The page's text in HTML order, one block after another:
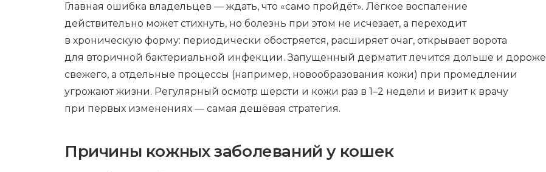
Главная ошибка владельцев — ждать, что «само пройдёт». Лёгкое воспаление
действительно может стихнуть, но болезнь при этом не исчезает, а переходит
в хроническую форму: периодически обостряется, расширяет очаг, открывает ворота
для вторичной бактериальной инфекции. Запущенный дерматит лечится дольше и дороже
свежего, а отдельные процессы (например, новообразования кожи) при промедлении
угрожают жизни. Регулярный осмотр шерсти и кожи раз в 1–2 недели и визит к врачу
при первых изменениях — самая дешёвая стратегия.
Причины кожных заболеваний у кошек